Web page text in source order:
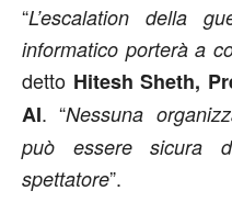
“L’escalation della
informatico porterà a
detto Hitesh Sheth,
AI. “Nessuna
può essere sicura
spettatore”.